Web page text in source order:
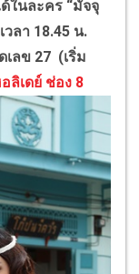
ในละคร “มัจจุ
วลา 18.45 น.
เลข 27 (เริ่ม
ลิเดย์ ช่อง 8